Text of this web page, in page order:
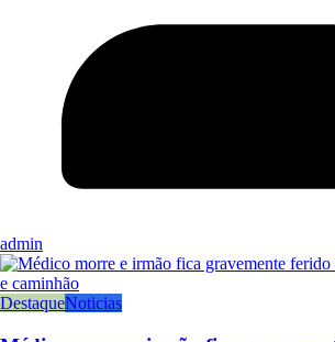
admin
DestaqueNoticias